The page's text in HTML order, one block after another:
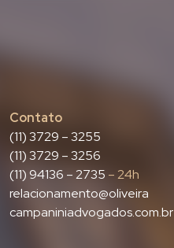
Contato
(11) 3729 – 3255
(11) 3729 – 3256
(11) 94136 – 2735 – 24h
relacionamento@oliveira
campaniniadvogados.com.br